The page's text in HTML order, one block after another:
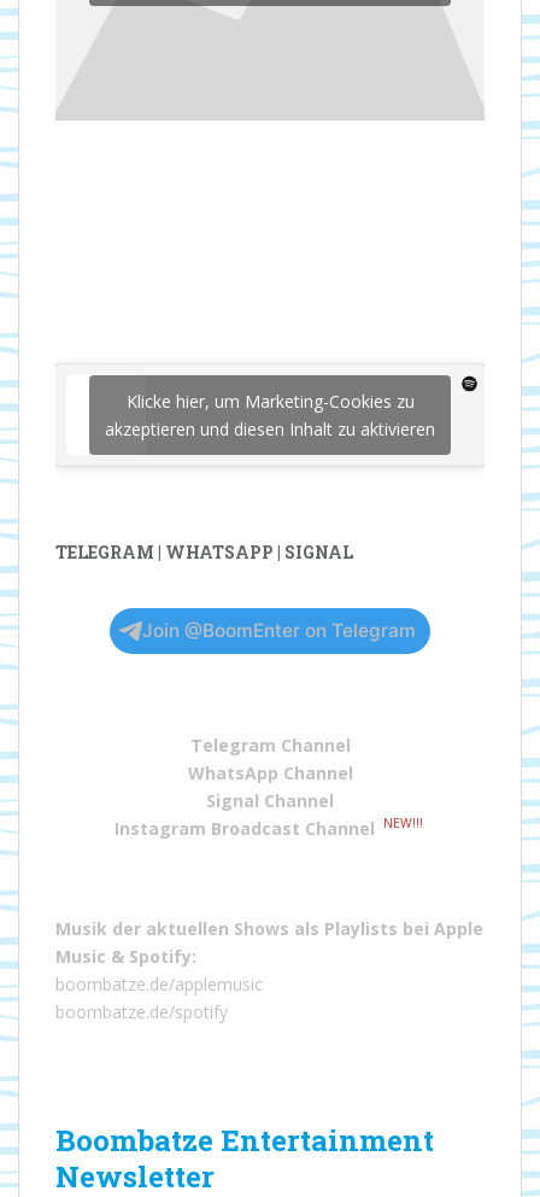
Klicke hier, um Marketing-Cookies zu
akzeptieren und diesen Inhalt zu aktivieren
TELEGRAM | WHATSAPP | SIGNAL
Join @BoomEnter on Telegram
Telegram Channel
WhatsApp Channel
Signal Channel
Instagram Broadcast Channel
NEW!!!
Musik der aktuellen Shows als Playlists bei Apple
Music & Spotify:
boombatze.de/applemusic
boombatze.de/spotify
Boombatze Entertainment
Newsletter